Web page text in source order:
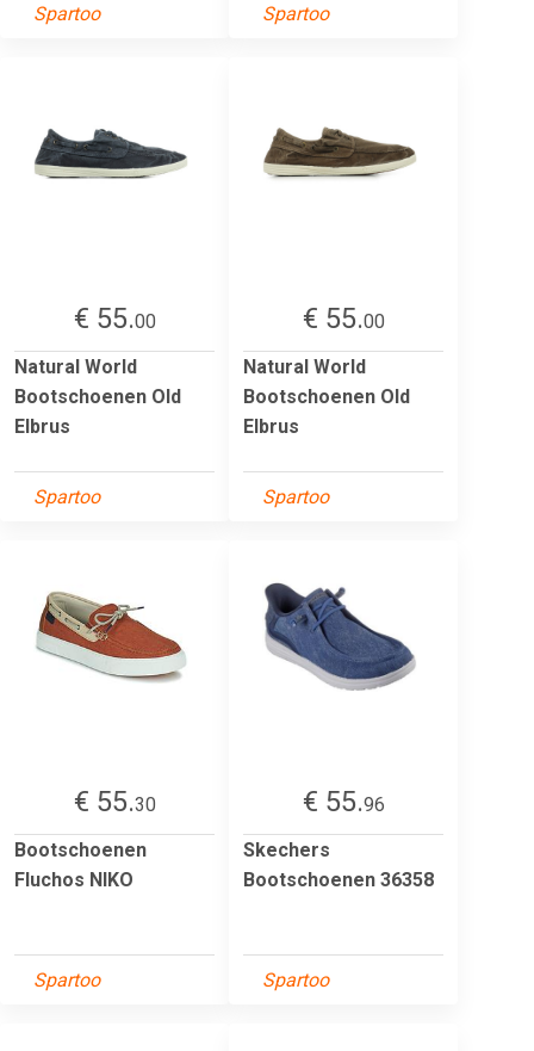
Spartoo Spartoo
€ 55.00
Natural World
Bootschoenen Old
Elbrus
Spartoo
€ 55.00
Natural World
Bootschoenen Old
Elbrus
Spartoo
€ 55.30
Bootschoenen
Fluchos NIKO
Spartoo
€ 55.96
Skechers
Bootschoenen 36358
Spartoo